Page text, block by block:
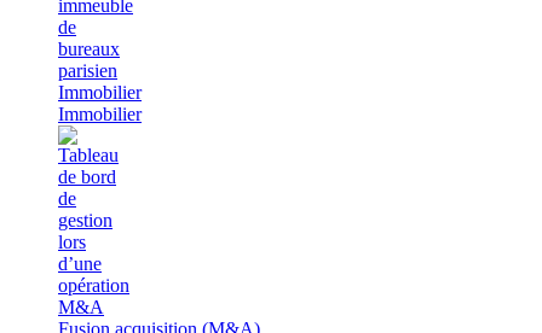
Immobilier
Immobilier